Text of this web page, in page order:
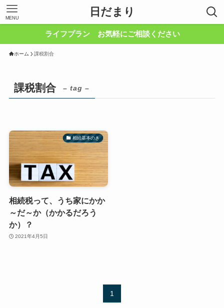
日だまり
MENU
ライフプラン お気軽にご相談ください
ホーム 課税割合
課税割合 – tag –
相続基本のき
相続税って、うち家にかか
～だ～か（かかるだろう
か）？
2021年4月5日
1